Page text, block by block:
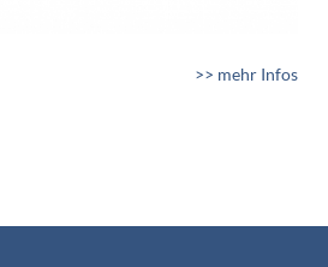
>> mehr Infos